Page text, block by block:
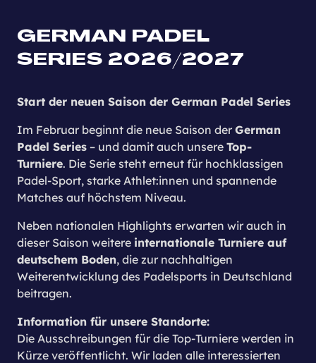
GERMAN PADEL
SERIES 2026/2027
Start der neuen Saison der German Padel Series
Im Februar beginnt die neue Saison derGerman
Padel Series– und damit auch unsereTop-
Turniere. Die Serie steht erneut für hochklassigen
Padel-Sport, starke Athlet:innen und spannende
Matches auf höchstem Niveau.
Neben nationalen Highlights erwarten wir auch in
dieser Saison weitere internationale Turniere auf
deutschem Boden, die zur nachhaltigen
Weiterentwicklung des Padelsports in Deutschland
beitragen.
Information für unsere Standorte:
Die Ausschreibungen für die Top-Turniere werden in
Kürze veröffentlicht. Wir laden alle interessierten